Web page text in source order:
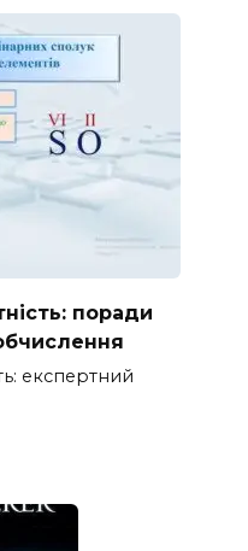
поради
експертний